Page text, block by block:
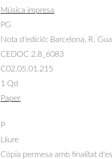
Música impresa
PG
Nota d'edició: Barcelona, R.
CEDOC 2.8_6083
C02.05.01.215
1 Qd
Paper
P
Lliure
Còpia permesa amb finalitat